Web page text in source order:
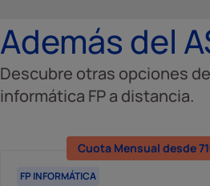
Además del
Descubre otras opciones
informática FP a distancia.
Cuota Mensual desde
FP INFORMÁTICA